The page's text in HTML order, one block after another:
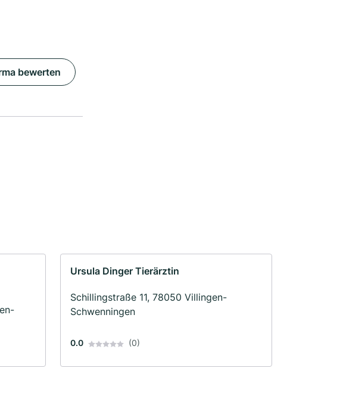
bewerten
Ursula Dinger Tierärztin
Schillingstraße 11, 78050 Villingen-
Schwenningen
0.0 (0)